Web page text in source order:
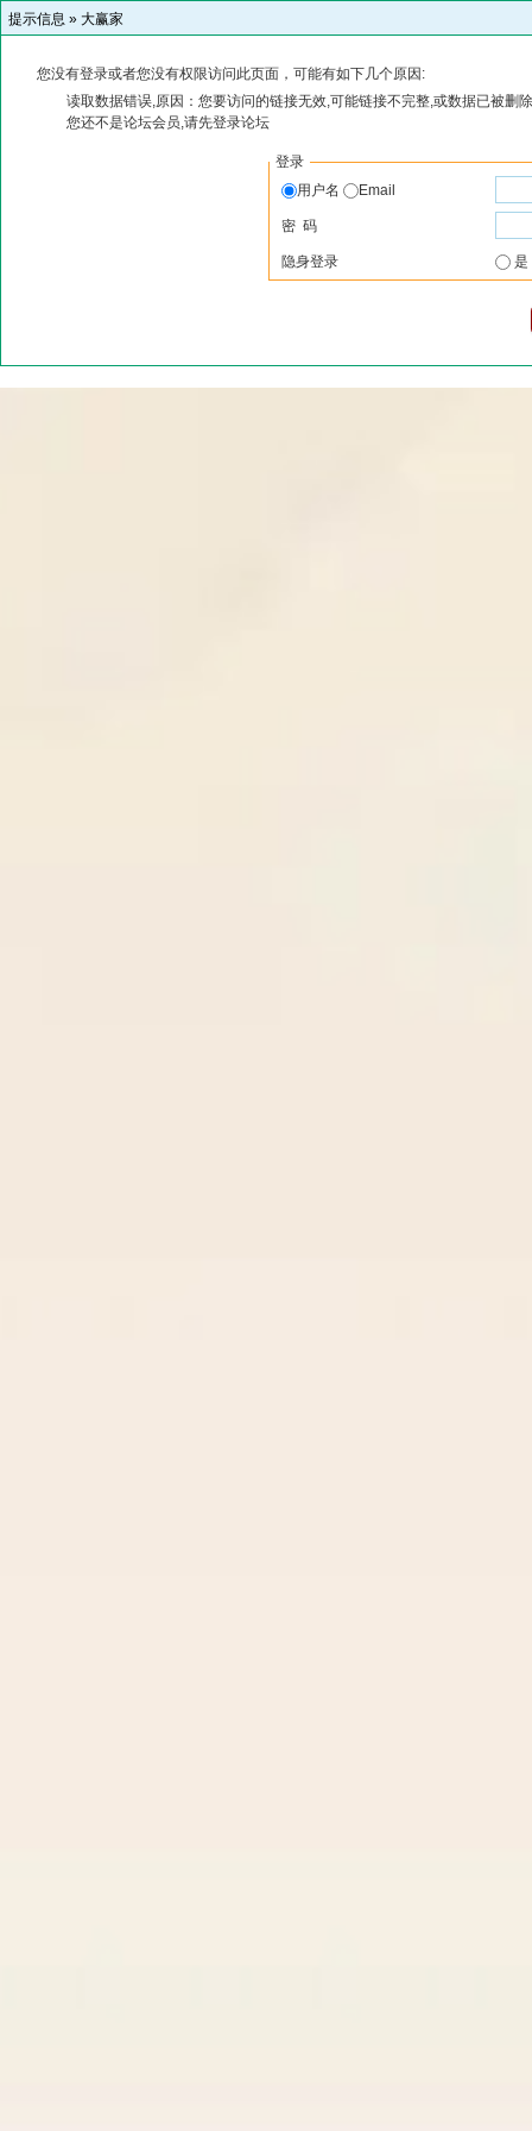
提示信息 » 大赢家
您没有登录或者您没有权限访问此页面，可能有如下几个原因:
读取数据错误,原因：您要访问的链接无效,可能链接不完整,或数据已被删
您还不是论坛会员,请先登录论坛
登录
用户名
Email
密 码
隐身登录